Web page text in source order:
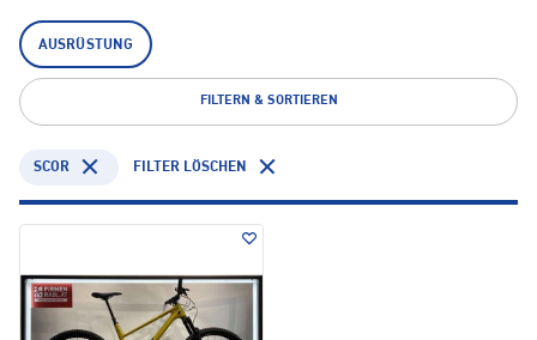
AUSRÜSTUNG
FILTERN & SORTIEREN
SCOR FILTER LÖSCHEN